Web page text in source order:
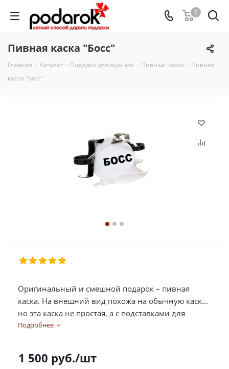
0
Пивная каска "Босс"
Главная - Каталог - Подарки для мужчин - Пивные каски - Пивная
каска "Босс"
Оригинальный и смешной подарок – пивная
каска. На внешний вид похожа на обычную каску,
но эта каска не простая, а с подставками для
различных напитков (пива, спрайт, кола, и др.) –
трубках есть специальная прищепка для
Подробнее
1 500 руб./шт